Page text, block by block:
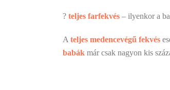
? teljes farfekvés – ilyenkor a
A teljes medencevégű fekvés
babák már csak nagyon kis